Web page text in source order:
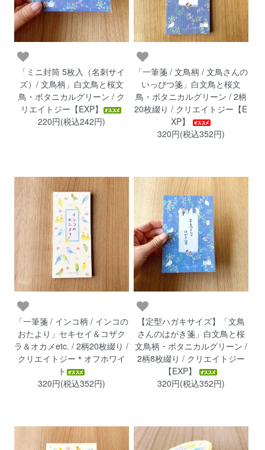
「ミニ封筒 5枚入（名刺サイ
ズ）/ 文鳥柄」白文鳥と桜文
鳥・ボタニカルグリーン / ク
リエイトジー【EXP】
220円(税込242円)
「一筆箋 / 文鳥柄 / 文鳥さんの
いっぴつ箋」白文鳥と桜文
鳥・ボタニカルグリーン / 2柄
20枚綴り / クリエイトジー【E
XP】
320円(税込352円)
「一筆箋 / インコ柄 / インコの
おたより」セキセイ＆コザク
ラ＆オカメetc. / 2柄20枚綴り /
クリエイトジー＊オフホワイ
ト
320円(税込352円)
【定型ハガキサイズ】「文鳥
さんのはがき箋」白文鳥と桜
文鳥柄・ボタニカルグリーン /
2柄8枚綴り / クリエイトジー
【EXP】
320円(税込352円)